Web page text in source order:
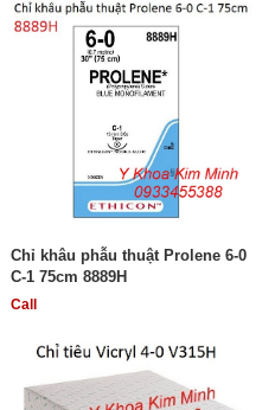
Chỉ khâu phẫu thuật Prolene 6-0
C-1 75cm 8889H
Call